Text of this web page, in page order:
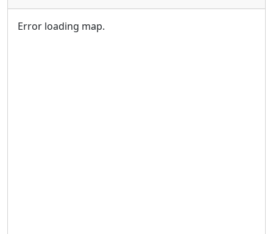
Error loading map.